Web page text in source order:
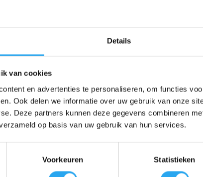
Details
van cookies
en advertenties te personaliseren, om functies
Ook delen we informatie over uw gebruik van onze
Deze partners kunnen deze gegevens combineren
op basis van uw gebruik van hun services.
Voorkeuren Statistieken
tot traditionele trekkers met schuimrubber, is de
dat bacteriën en vuil niet in het rubber kunnen dringen.
vloertrekker de veiligste keuze voor de
van de rubberen strip is zodanig ontworpen dat deze
waardoor opspattend water direct wegloopt en
of tussen machines.
vervaardigd uit materialen die goedgekeurd zijn voor
waardoor hij strikt gescheiden kan blijven van
gereinigd kan worden. Hij past op elke steel uit het Vikan